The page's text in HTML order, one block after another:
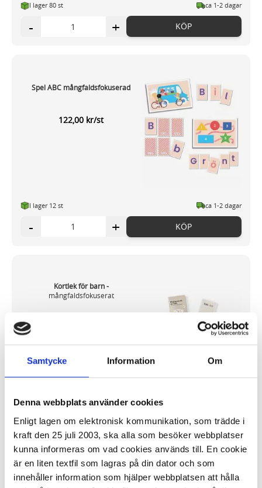
Samtycke Information Om
Denna webbplats använder cookies
Enligt lagen om elektronisk kommunikation, som trädde i
kraft den 25 juli 2003, ska alla som besöker webbplatser
kunna informeras om vad cookies används till. En cookie
är en liten textfil som lagras på din dator och som
innehåller information som hjälper webbplatsen att hålla
I lager 80 st ca 1-2 dagar
- + KÖP
Spel ABC mångfaldsfokuserad
122,00 kr/st
I lager 12 st ca 1-2 dagar
- + KÖP
Kortlek för barn -
mångfaldsfokuserat
I lager 173st
- + KÖP
Pussel (67)